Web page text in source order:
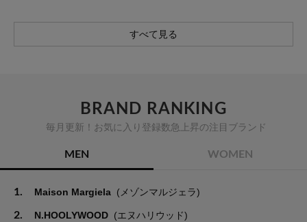
すべて見る
BRAND RANKING
毎月更新！お気に入り登録数急上昇の注目ブランド
MEN WOMEN
1. Maison Margiela (メゾンマルジェラ)
2. N.HOOLYWOOD (エヌハリウッド)